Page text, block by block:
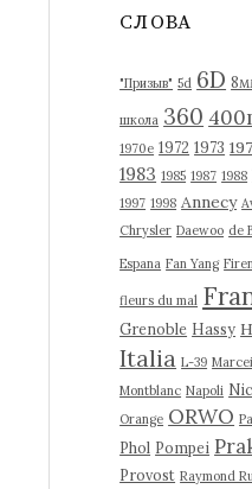
в
СЛОВА
"Призыв" 5d 6D
школа 360
1970е 1972 1973
1983 1985 1987 1988
1997 1998 Annecy
Chrysler Daewoo de
Espana Fan Yang
fleurs du mal
Grenoble Hassy
Italia L-39
Montblanc Napoli
Orange ORWO
Phol Pompei
Provost Raymond